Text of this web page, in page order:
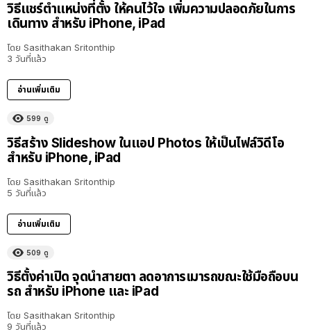
วิธีแชร์ตำแหน่งที่ตั้ง ให้คนไว้ใจ เพิ่มความปลอดภัยในการ
เดินทาง สำหรับ iPhone, iPad
โดย Sasithakan Sritonthip
3 วันที่แล้ว
อ่านเพิ่มเติม
599 ดู
วิธีสร้าง Slideshow ในแอป Photos ให้เป็นไฟล์วิดีโอ
สำหรับ iPhone, iPad
โดย Sasithakan Sritonthip
5 วันที่แล้ว
อ่านเพิ่มเติม
509 ดู
วิธีตั้งค่าเปิด จุดนำสายตา ลดอาการเมารถขณะใช้มือถือบน
รถ สำหรับ iPhone และ iPad
โดย Sasithakan Sritonthip
9 วันที่แล้ว